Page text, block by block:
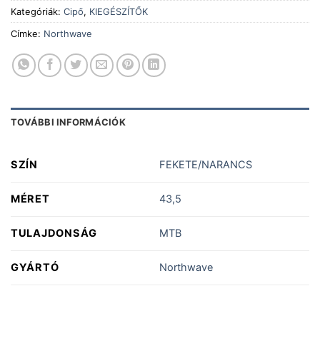
Kategóriák: Cipő, KIEGÉSZÍTŐK
Címke: Northwave
TOVÁBBI INFORMÁCIÓK
SZÍN FEKETE/NARANCS
MÉRET 43,5
TULAJDONSÁG MTB
GYÁRTÓ Northwave